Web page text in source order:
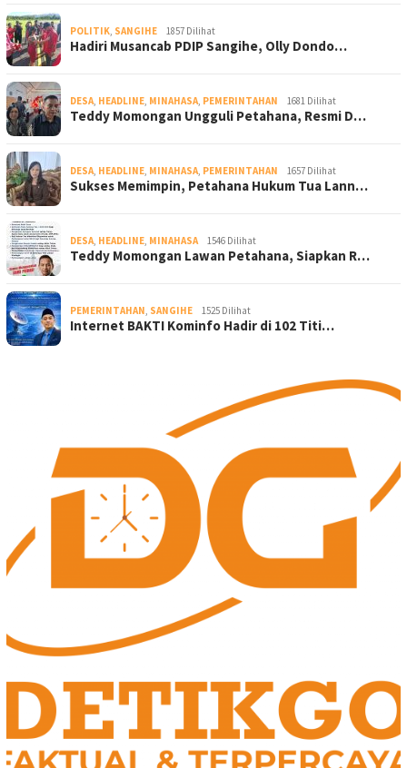
POLITIK, SANGIHE 1857 Dilihat
Hadiri Musancab PDIP Sangihe, Olly Dondo…
DESA, HEADLINE, MINAHASA, PEMERINTAHAN 1681 Dilihat
Teddy Momongan Ungguli Petahana, Resmi D…
DESA, HEADLINE, MINAHASA, PEMERINTAHAN 1657 Dilihat
Sukses Memimpin, Petahana Hukum Tua Lann…
DESA, HEADLINE, MINAHASA 1546 Dilihat
Teddy Momongan Lawan Petahana, Siapkan R…
PEMERINTAHAN, SANGIHE 1525 Dilihat
Internet BAKTI Kominfo Hadir di 102 Titi…